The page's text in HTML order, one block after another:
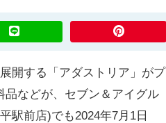
開する「アダストリア」がプ
品などが、セブン＆アイグル
駅前店)でも2024年7月1日